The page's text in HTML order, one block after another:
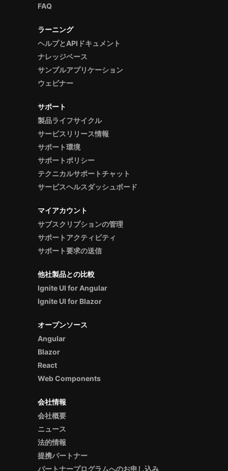
FAQ
ラーニング
ヘルプとAPIドキュメント
ナレッジベース
サンプルアプリケーション
ウェビナー
サポート
製品ライフサイクル
サービスリリース情報
サポート環境
サポートポリシー
テクニカルサポートチャット
サービスヘルスダッシュボード
マイアカウント
サブスクリプションの管理
サポートアクティビティ
サポート要求の送信
他社製品との比較
Ignite UI for Angular
Ignite UI for Blazor
オープンソース
Angular
Blazor
React
Web Components
会社情報
会社概要
ニュース
法的情報
提携パートナー
パートナープログラムへのお申し込み